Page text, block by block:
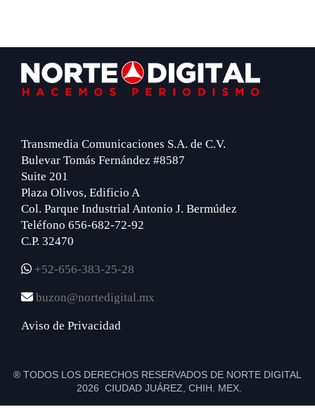
Footer
Transmedia Comunicaciones S.A. de C.V.
Bulevar Tomás Fernández #8587
Suite 201
Plaza Olivos, Edificio A
Col. Parque Industrial Antonio J. Bermúdez
Teléfono 656-682-72-92
C.P. 32470
+52-656-383-25-28
buzon@nortedigital.mx
Aviso de Privacidad
® TODOS LOS DERECHOS RESERVADOS DE NORTE DIGITAL
2026 CIUDAD JUÁREZ, CHIH. MEX.